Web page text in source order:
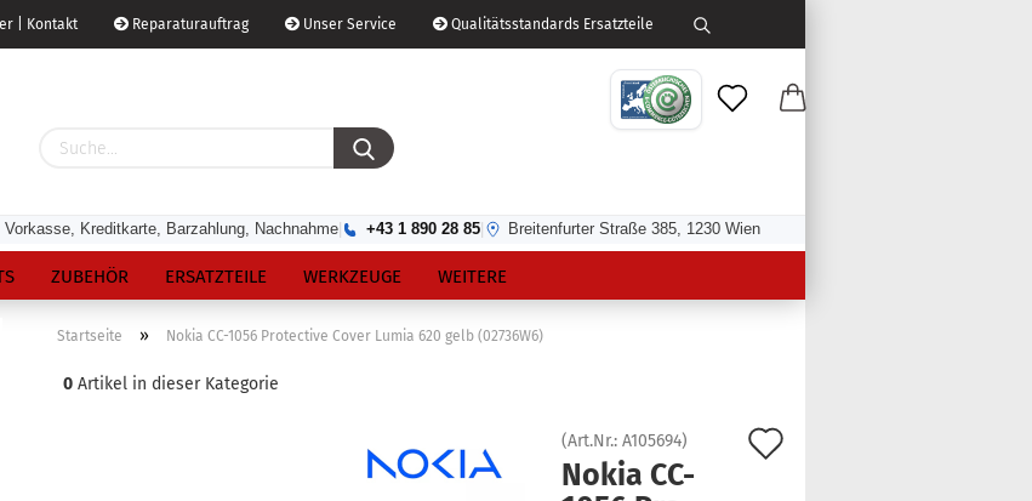
| Kontakt Reparaturauftrag Unser Service Qualitätsstandards Ersatzteile
Vorkasse, Kreditkarte, Barzahlung, Nachnahme +43 1 890 28 85 Breitenfurter Straße 385, 1230 Wien
ZUBEHÖR ERSATZTEILE WERKZEUGE WEITERE
Startseite » Nokia CC-1056 Protective Cover Lumia 620 gelb (02736W6)
0 Artikel in dieser Kategorie
(Art.Nr.:A105694)
Nokia CC-​